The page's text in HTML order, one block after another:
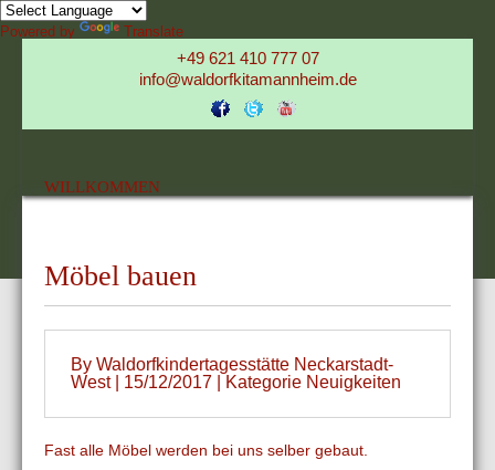
Powered by Translate
+49 621 410 777 07
info@waldorfkitamannheim.de
WILLKOMMEN
Möbel bauen
By Waldorfkindertagesstätte Neckarstadt-
West | 15/12/2017 | Kategorie Neuigkeiten
Fast alle Möbel werden bei uns selber gebaut.